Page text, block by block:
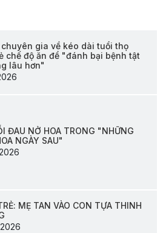
chuyên gia về kéo dài tuổi thọ
chế độ ăn để "đánh bại bệnh tật
lâu hơn"
ĐAU NỞ HOA TRONG "NHỮNG
NGÀY SAU"
MẸ TAN VÀO CON TỰA THINH